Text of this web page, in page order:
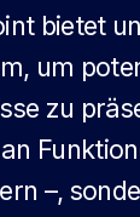
bietet
um
zu
–,